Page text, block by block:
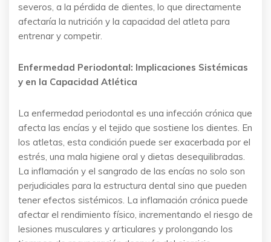
severos, a la pérdida de dientes, lo que directamente
afectaría la nutrición y la capacidad del atleta para
entrenar y competir.
Enfermedad Periodontal: Implicaciones Sistémicas
y en la Capacidad Atlética
La enfermedad periodontal es una infección crónica que
afecta las encías y el tejido que sostiene los dientes. En
los atletas, esta condición puede ser exacerbada por el
estrés, una mala higiene oral y dietas desequilibradas.
La inflamación y el sangrado de las encías no solo son
perjudiciales para la estructura dental sino que pueden
tener efectos sistémicos. La inflamación crónica puede
afectar el rendimiento físico, incrementando el riesgo de
lesiones musculares y articulares y prolongando los